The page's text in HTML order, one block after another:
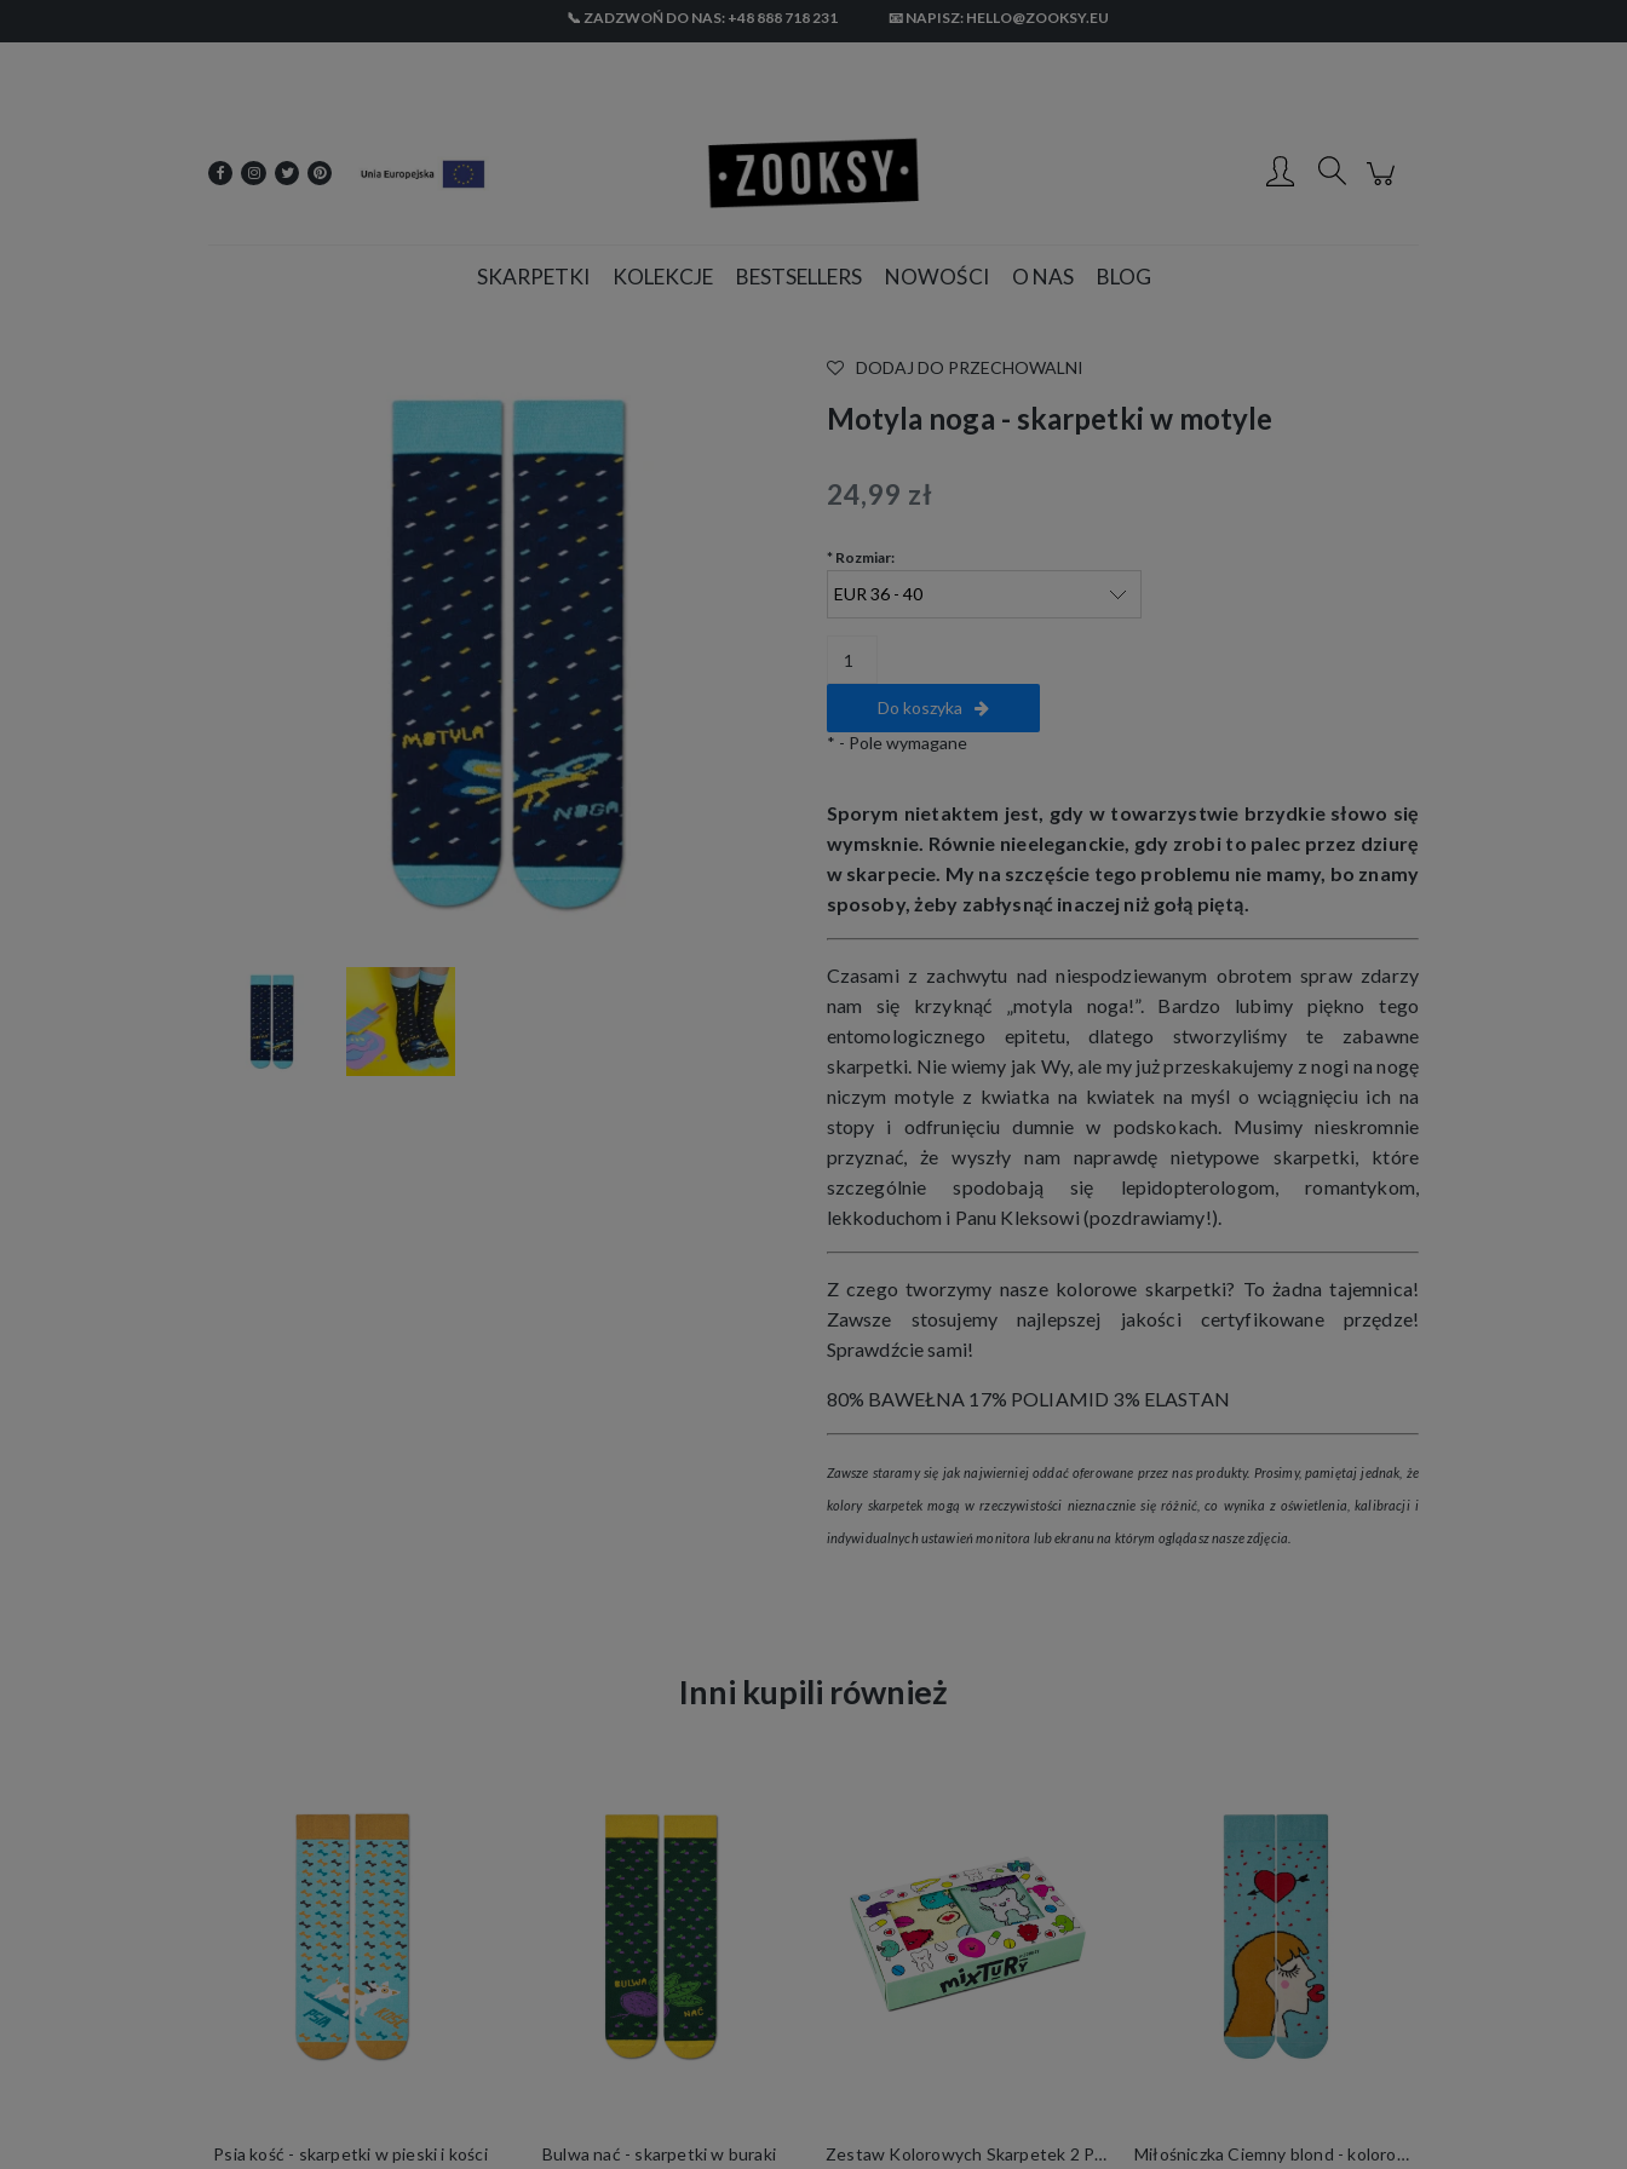
📞 ZADZWOŃ DO NAS: +48 888 718 231 📧 NAPISZ: HELLO@ZOOKSY.EU
SKARPETKI KOLEKCJE BESTSELLERS NOWOŚCI O NAS BLOG
DODAJ DO PRZECHOWALNI
Motyla noga - skarpetki w motyle
24,99 zł
* Rozmiar:
Do koszyka
* - Pole wymagane
Sporym nietaktem jest, gdy w towarzystwie brzydkie słowo się
wymsknie. Równie nieeleganckie, gdy zrobi to palec przez dziurę
w skarpecie. My na szczęście tego problemu nie mamy, bo znamy
sposoby, żeby zabłysnąć inaczej niż gołą piętą.
Czasami z zachwytu nad niespodziewanym obrotem spraw zdarzy
nam się krzyknąć „motyla noga!”. Bardzo lubimy piękno tego
entomologicznego epitetu, dlatego stworzyliśmy te zabawne
skarpetki. Nie wiemy jak Wy, ale my już przeskakujemy z nogi na nogę
niczym motyle z kwiatka na kwiatek na myśl o wciągnięciu ich na
stopy i odfrunięciu dumnie w podskokach. Musimy nieskromnie
przyznać, że wyszły nam naprawdę nietypowe skarpetki, które
szczególnie spodobają się lepidopterologom, romantykom,
lekkoduchom i Panu Kleksowi (pozdrawiamy!).
Z czego tworzymy nasze kolorowe skarpetki? To żadna tajemnica!
Zawsze stosujemy najlepszej jakości certyfikowane przędze!
Sprawdźcie sami!
80% BAWEŁNA 17% POLIAMID 3% ELASTAN
Zawsze staramy się jak najwierniej oddać oferowane przez nas produkty. Prosimy, pamiętaj jednak, że
kolory skarpetek mogą w rzeczywistości nieznacznie się różnić, co wynika z oświetlenia, kalibracji i
indywidualnych ustawień monitora lub ekranu na którym oglądasz nasze zdjęcia.
Inni kupili również
Psia kość - skarpetki w pieski i kości
Bulwa nać - skarpetki w buraki
Zestaw Kolorowych Skarpetek 2 Pary mixTURY Organsy Śmieszne Długie Damskie Męskie Serce Płuca Narządy Wewnętrzne
Miłośniczka Ciemny blond - kolorowe skarpetki na Walentynki